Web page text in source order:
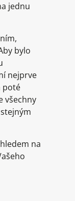
jednu
bylo
nejprve
poté
všechny
na